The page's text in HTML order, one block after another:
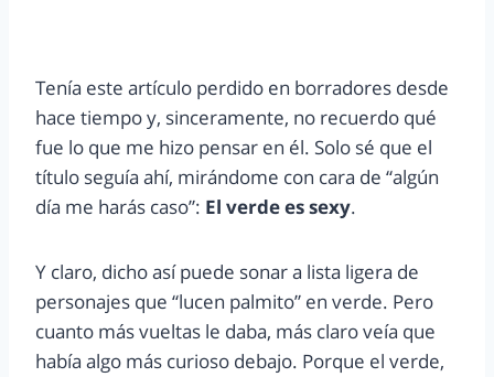
Tenía este artículo perdido en borradores desde
hace tiempo y, sinceramente, no recuerdo qué
fue lo que me hizo pensar en él. Solo sé que el
título seguía ahí, mirándome con cara de “algún
día me harás caso”: El verde es sexy.
Y claro, dicho así puede sonar a lista ligera de
personajes que “lucen palmito” en verde. Pero
cuanto más vueltas le daba, más claro veía que
había algo más curioso debajo. Porque el verde,